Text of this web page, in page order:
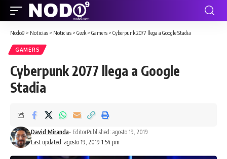
Nodo9 > Noticias > Noticias > Geek > Gamers > Cyberpunk 2077 llega a Google Stadia
GAMERS
Cyberpunk 2077 llega a Google
Stadia
Last updated: agosto 19, 2019 1:54 pm
David Miranda- EditorPublished: agosto 19, 2019